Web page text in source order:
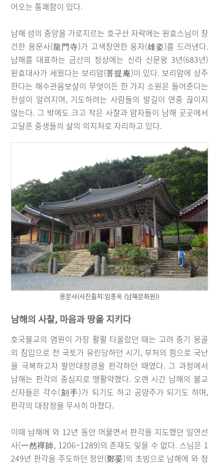
어오는 통쾌함이 있다.
남해 섬의 중앙을 가로지르는 호구산 자락에는 원효스님이 창
건한 용문사(龍門寺)가 고색창연한 웅자(雄姿)를 드러낸다.
남해를 대표하는 금산의 정상에는 신라 신문왕 3년(683년)
원효대사가 세웠다는 보리암(菩提庵)이 있다. 보리암에 상주
한다는 해수관음보살이 무엇이든 한 가지 소원은 들어준다는
전설이 알려지며, 기도하려는 사람들의 발길이 연중 끊이지
않는다. 그 밖에도 크고 작은 사찰과 암자들이 남해 곳곳에서
고달픈 중생들의 삶의 의지처로 자리하고 있다.
용문사(사진출처:임종욱 (남해문화원))
남해의 사찰, 마음과 땅을 지키다
호국불교의 염원이 가장 활활 타올랐던 때는 고려 중기 몽골
의 침입으로 전 국토가 유린당하던 시기, 부처의 힘으로 국난
을 극복하고자 팔만대장경을 판각하던 때였다. 그 과정에서
남해는 판각의 중심지로 맹활약했다. 오랜 시간 남해의 불교
신자들은 각수(刻手)가 되기도 하고 공양주가 되기도 하며,
판각의 대장정을 무사히 마쳤다.
이때 남해에 와 12년 동안 머물면서 판각을 지도했던 일연선
사(一然禪師, 1206~1289)의 존재도 잊을 수 없다. 스님은 1
249년 판각을 주도하던 정안(鄭晏)의 초빙으로 남해에 와 정